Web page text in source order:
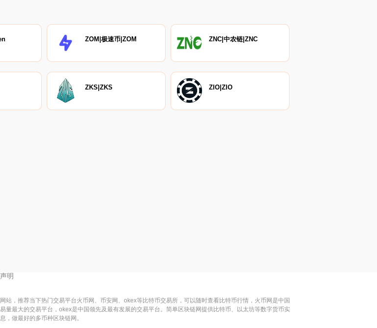
ZOM|极速币|ZOM ZNC|中农链|ZNC
ZKS|ZKS ZIO|ZIO
明
站，推荐当下热门交易平台火币网、币安网、okex等比特币交易所，可以随时查看比特币行情，火币网是中国
量最大的交易平台，okex是中国领先及最有发展的交易平台。简单区块链网提供比特币、以太坊等数字货币实
，做最好的多币种区块链网。